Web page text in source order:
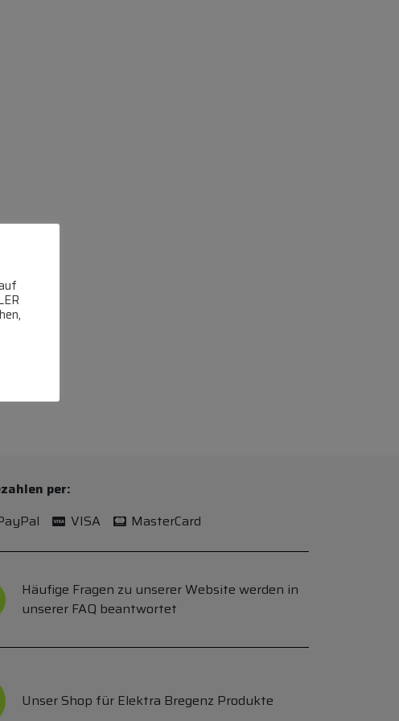
per:
VISA MasterCard
Häufige Fragen zu unserer Website werden in
unserer FAQ beantwortet
Unser Shop für Elektra Bregenz Produkte